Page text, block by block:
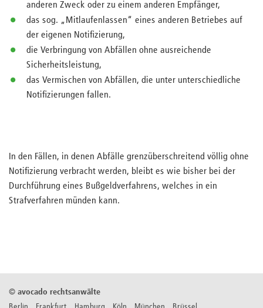
anderen Zweck oder zu einem anderen Empfänger,
das sog. „Mitlaufenlassen“ eines anderen Betriebes auf
der eigenen Notifizierung,
die Verbringung von Abfällen ohne ausreichende
Sicherheitsleistung,
das Vermischen von Abfällen, die unter unterschiedliche
Notifizierungen fallen.
In den Fällen, in denen Abfälle grenzüberschreitend völlig ohne
Notifizierung verbracht werden, bleibt es wie bisher bei der
Durchführung eines Bußgeldverfahrens, welches in ein
Strafverfahren münden kann.
© avocado rechtsanwälte